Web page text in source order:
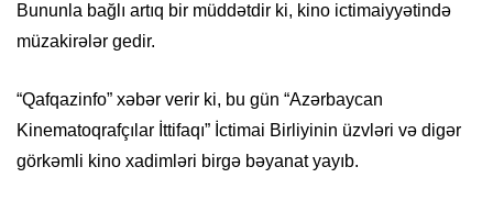
Bununla bağlı artıq bir müddətdir ki, kino ictimaiyyətində
müzakirələr gedir.
“Qafqazinfo” xəbər verir ki, bu gün “Azərbaycan
Kinematoqrafçılar İttifaqı” İctimai Birliyinin üzvləri və digər
görkəmli kino xadimləri birgə bəyanat yayıb.